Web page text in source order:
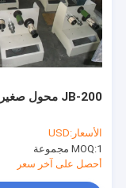
JB-200 محول صغير
الأسعار:USD
MOQ:1 مجموعة
أحصل على آخر سعر